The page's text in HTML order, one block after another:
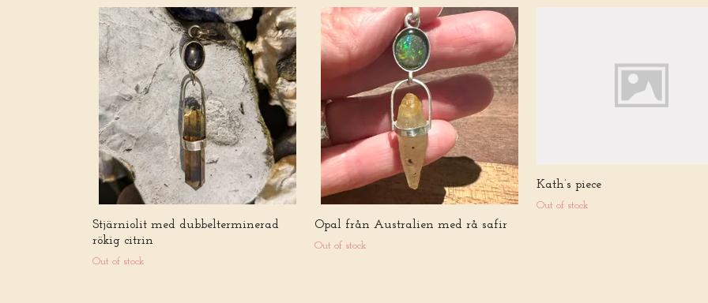
Stjärniolit med dubbelterminerad
rökig citrin
Out of stock
Opal från Australien med rå safir
Out of stock
Kath’s piece
Out of stock